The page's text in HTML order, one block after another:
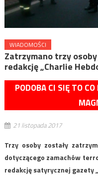
WIADOMOŚCI
Zatrzymano trzy
redakcję „Charlie
PODOBA CI SIĘ TO
21 listopada 2017
Trzy osoby zostały
dotyczącego zamachów
redakcję satyrycznej gazety